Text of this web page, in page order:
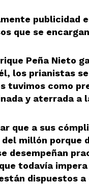
publicidad
que se
Peña Nieto
los prianistas
tuvimos como
y aterrada a
que a sus
del millón
desempeñan
todavía
dispuestos